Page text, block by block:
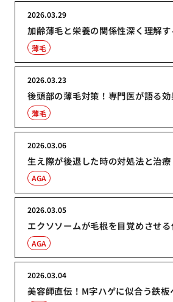
加齢薄毛と栄養の関係性深く理解す
2026.03.29
薄毛
後頭部の薄毛対策！専門医が語る
2026.03.23
薄毛
生え際が後退した時の対処法と治療
2026.03.06
AGA
エクソソームが毛根を目覚めさせ
2026.03.05
AGA
美容師直伝！M字ハゲに似合う鉄
2026.03.04